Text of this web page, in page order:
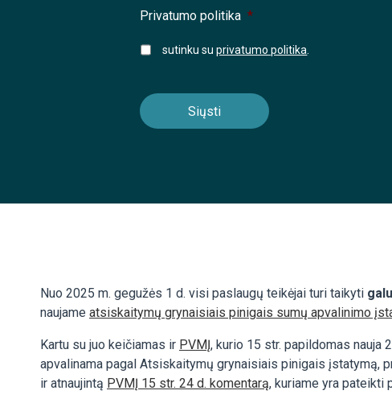
Privatumo politika *
sutinku suprivatumo politika
Nuo 2025 m. gegužės 1 d. visi paslaugų teikėjai turi taikyti
naujame atsiskaitymų grynaisiais pinigais sumų apvalinimo
Kartu su juo keičiamas ir PVMĮ, kurio 15 str. papildomas nauja
apvalinama pagal Atsiskaitymų grynaisiais pinigais įstatymą,
ir atnaujintą PVMĮ 15 str. 24 d. komentarą, kuriame yra pateikti